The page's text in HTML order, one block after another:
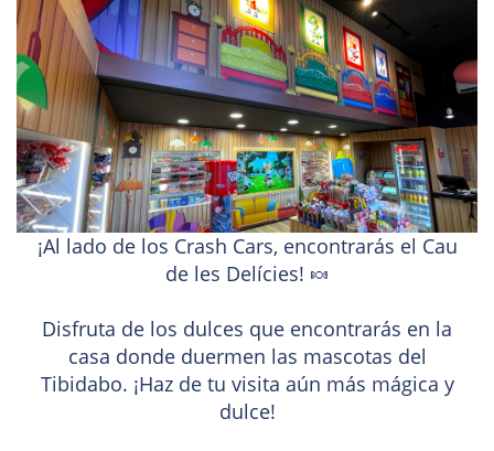
¡Al lado de los Crash Cars, encontrarás el Cau
de les Delícies! 🍬
Disfruta de los dulces que encontrarás en la
casa donde duermen las mascotas del
Tibidabo. ¡Haz de tu visita aún más mágica y
dulce!